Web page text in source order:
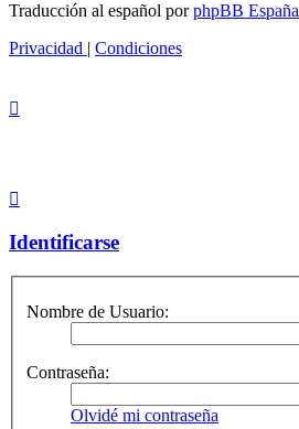
Traducción al español porphpBB España
Privacidad | Condiciones
Identificarse
Nombre de Usuario:
Contraseña:
Olvidé mi contraseña